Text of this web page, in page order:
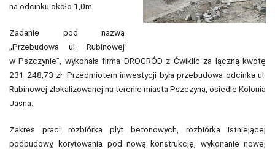
na odcinku około 1,0m.
Zadanie pod nazwą
„Przebudowa ul. Rubinowej
w Pszczynie”, wykonała firma DROGRÓD z Ćwiklic za łączną kwotę
231 248,73 zł. Przedmiotem inwestycji była przebudowa odcinka ul.
Rubinowej zlokalizowanej na terenie miasta Pszczyna, osiedle Kolonia
Jasna.
Zakres prac: rozbiórka płyt betonowych, rozbiórka istniejącej
podbudowy, korytowania pod nową konstrukcję, wykonanie nowej